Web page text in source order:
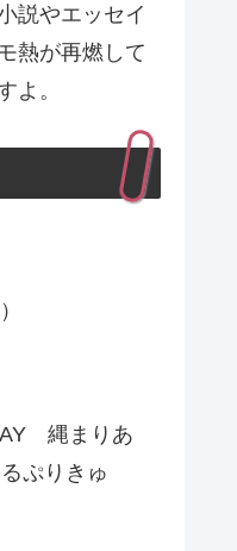
説やエッセイ
熱が再燃して
よ。
縄まりあ
ぷりきゅ